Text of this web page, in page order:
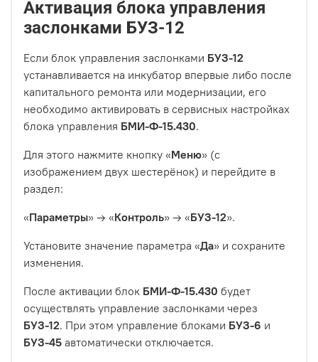
Активация блока управления
заслонками БУЗ-12
Если блок управления заслонками БУЗ-12
устанавливается на инкубатор впервые либо после
капитального ремонта или модернизации, его
необходимо активировать в сервисных настройках
блока управления БМИ-Ф-15.430.
Для этого нажмите кнопку «Меню» (с
изображением двух шестерёнок) и перейдите в
раздел:
«Параметры» → «Контроль» → «БУЗ-12».
Установите значение параметра «Да» и сохраните
изменения.
После активации блок БМИ-Ф-15.430 будет
осуществлять управление заслонками через
БУЗ-12. При этом управление блоками БУЗ-6 и
БУЗ-45 автоматически отключается.